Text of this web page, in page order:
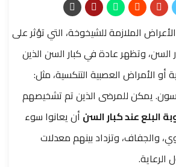
الملازمة للشيخوخة، التي تؤثر على
من كبار السن، وتظهر عادة في كبار السن الذين
أو الأمراض العصبية التنكسية، مثل:
يمكن للمرضى الذين تم تشخيصهم
البلع عند كبار السن أن يعانوا سوء
والجفاف، وتزداد بينهم معدلات